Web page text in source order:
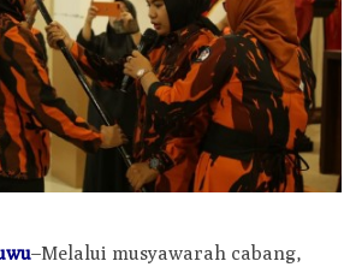
–Melalui musyawarah cabang,